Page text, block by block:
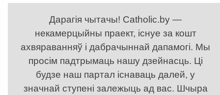
Дарагія чытачы! Catholic.by —
некамерцыйны праект, існуе за кошт
ахвяраванняў і дабрачыннай дапамогі. Мы
просім падтрымаць нашу дзейнасць. Ці
будзе наш партал існаваць далей, у
значнай ступені залежыць ад вас. Шчыра